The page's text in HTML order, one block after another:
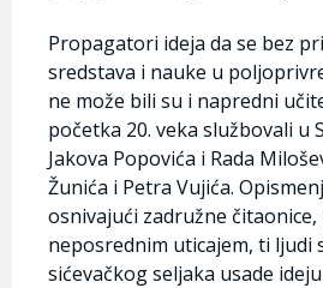
Propagatori ideja da se bez
sredstava i nauke u
ne može bili su i napredni
početka 20. veka službovali u
Jakova Popovića i Rada
Žunića i Petra Vujića.
osnivajući zadružne
neposrednim uticajem, ti ljudi
sićevačkog seljaka usade